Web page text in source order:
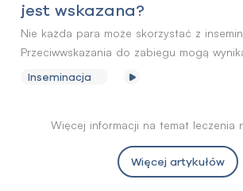
jest wskazana?
Nie każda para może skorzystać z
Przeciwwskazania do zabiegu mogą
stanu zdrowia kobiety, jak i mężczyzny.
Inseminacja
Więcej informacji na temat leczenia
Więcej artykułów